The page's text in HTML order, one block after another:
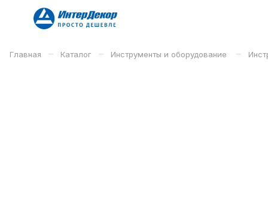
Главная – Каталог – Инструменты и оборудование –